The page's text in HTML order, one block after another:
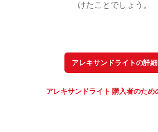
けたことでしょう。
アレキサンドライトの詳細
アレキサンドライト 購入者のため